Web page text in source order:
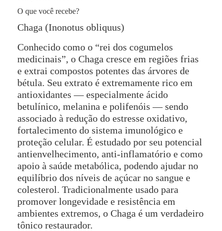
O que você recebe?
Chaga (Inonotus obliquus)
Conhecido como o “rei dos cogumelos
medicinais”, o Chaga cresce em regiões frias
e extrai compostos potentes das árvores de
bétula. Seu extrato é extremamente rico em
antioxidantes — especialmente ácido
betulínico, melanina e polifenóis — sendo
associado à redução do estresse oxidativo,
fortalecimento do sistema imunológico e
proteção celular. É estudado por seu potencial
antienvelhecimento, anti-inflamatório e como
apoio à saúde metabólica, podendo ajudar no
equilíbrio dos níveis de açúcar no sangue e
colesterol. Tradicionalmente usado para
promover longevidade e resistência em
ambientes extremos, o Chaga é um verdadeiro
tônico restaurador.